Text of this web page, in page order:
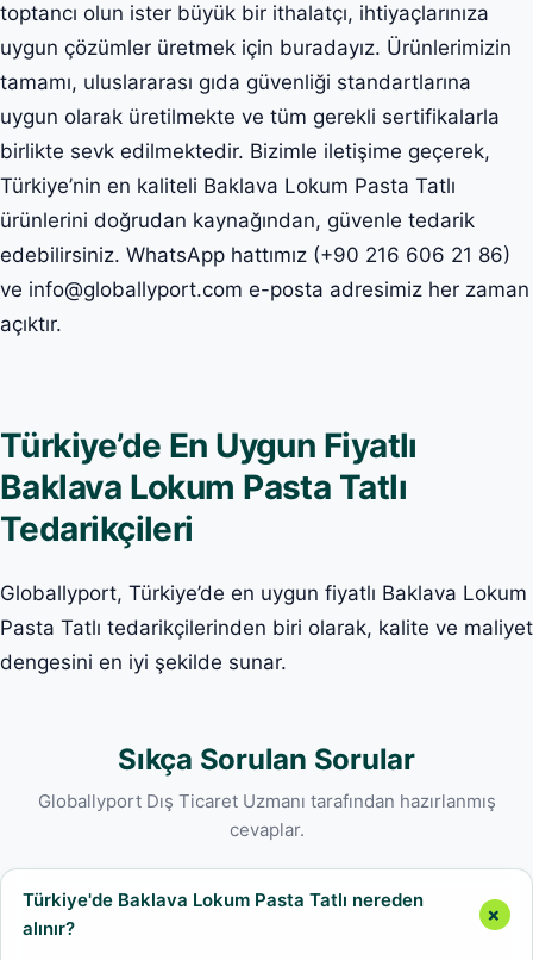
toptancı olun ister büyük bir ithalatçı, ihtiyaçlarınıza
uygun çözümler üretmek için buradayız. Ürünlerimizin
tamamı, uluslararası gıda güvenliği standartlarına
uygun olarak üretilmekte ve tüm gerekli sertifikalarla
birlikte sevk edilmektedir. Bizimle iletişime geçerek,
Türkiye’nin en kaliteli Baklava Lokum Pasta Tatlı
ürünlerini doğrudan kaynağından, güvenle tedarik
edebilirsiniz. WhatsApp hattımız (+90 216 606 21 86)
ve info@globallyport.com e-posta adresimiz her zaman
açıktır.
Türkiye’de En Uygun Fiyatlı
Baklava Lokum Pasta Tatlı
Tedarikçileri
Globallyport, Türkiye’de en uygun fiyatlı Baklava Lokum
Pasta Tatlı tedarikçilerinden biri olarak, kalite ve maliyet
dengesini en iyi şekilde sunar.
Sıkça Sorulan Sorular
Globallyport Dış Ticaret Uzmanı tarafından hazırlanmış
cevaplar.
Türkiye'de Baklava Lokum Pasta Tatlı nereden
alınır?